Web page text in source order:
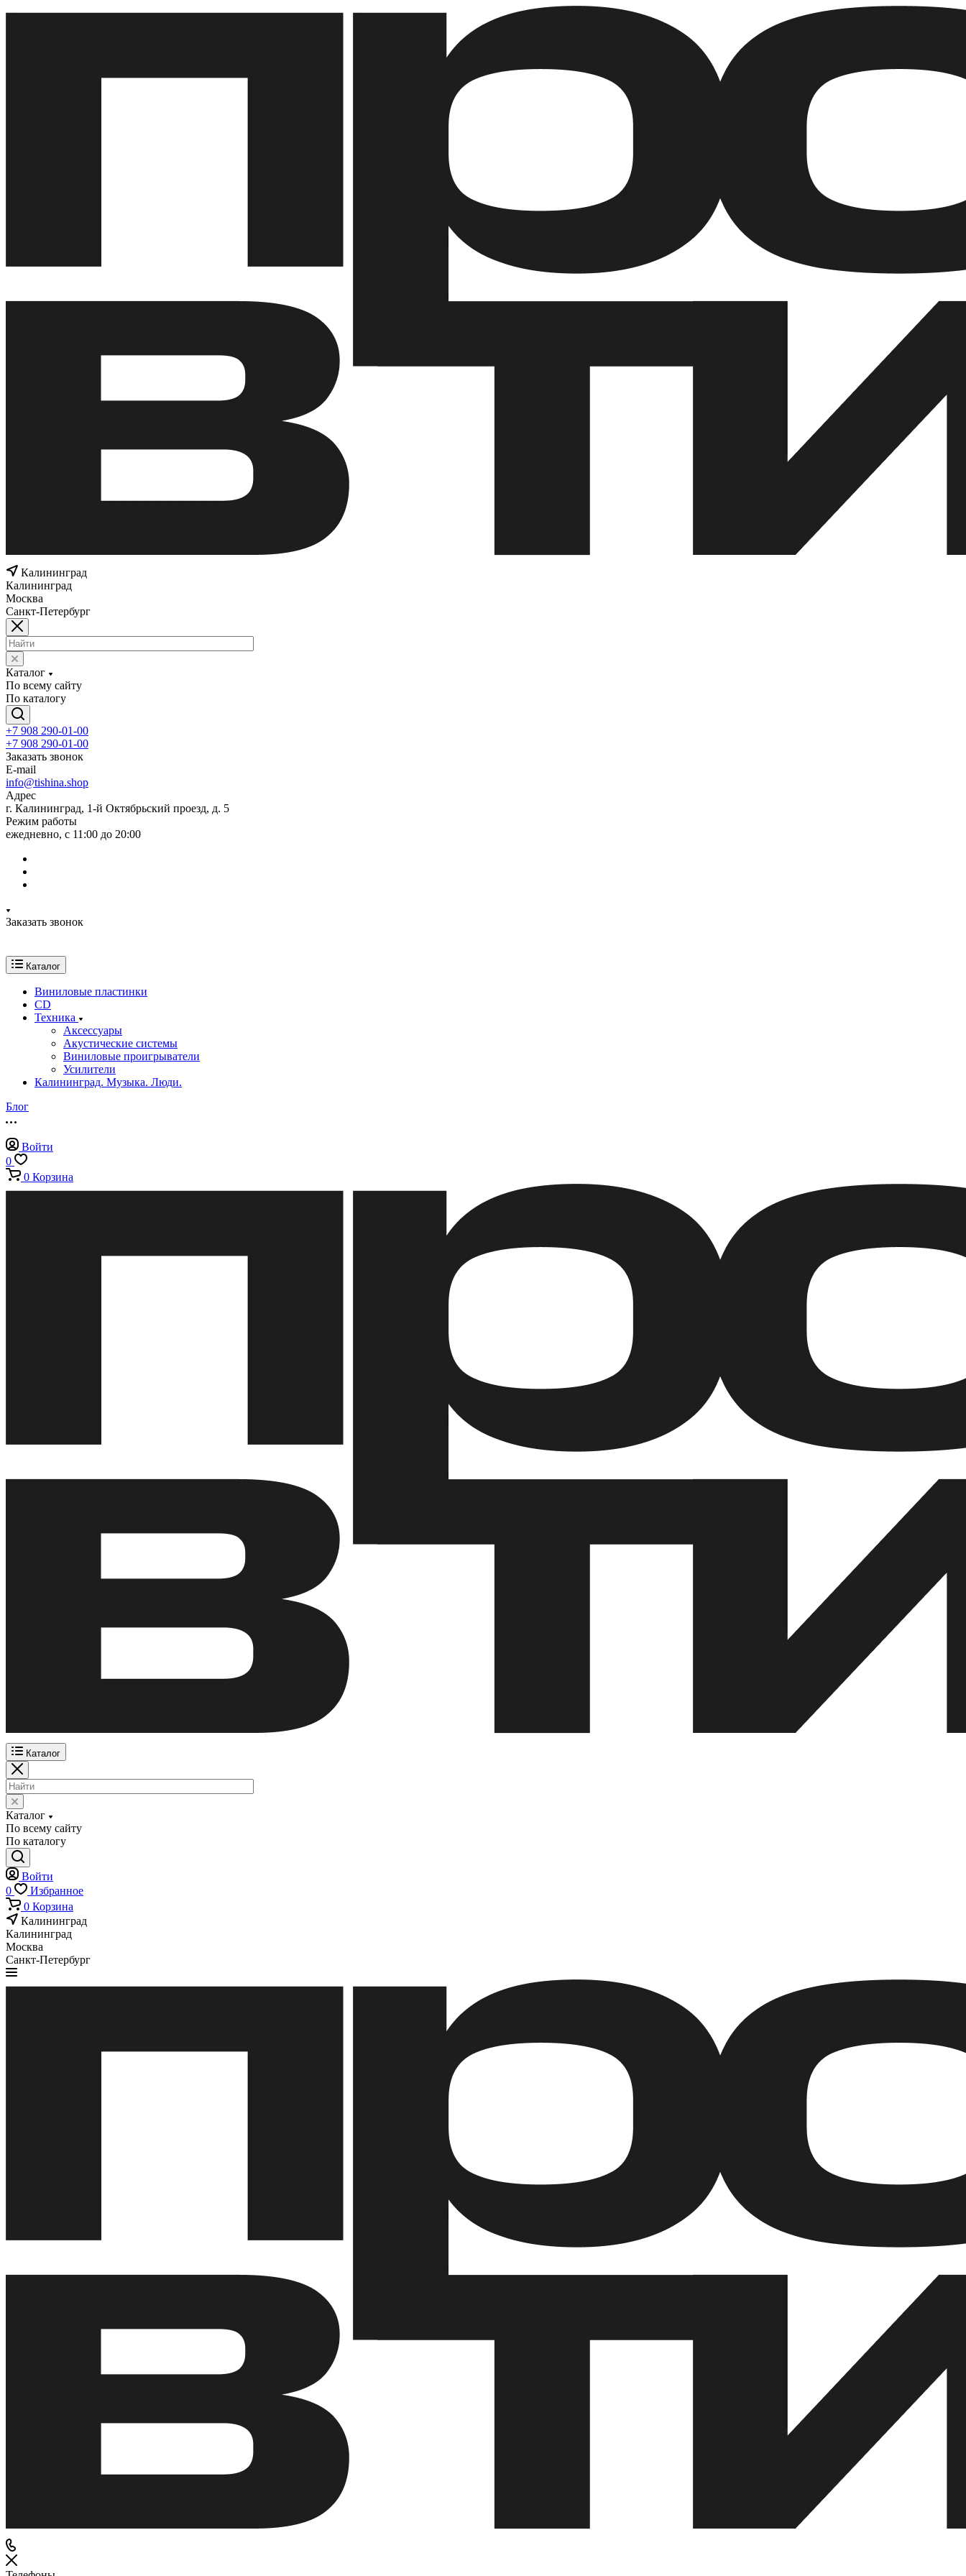
Калининград
Калининград
Москва
Санкт-Петербург
Каталог
По всему сайту
По каталогу
+7 908 290-01-00
+7 908 290-01-00
Заказать звонок
E-mail
info@tishina.shop
Адрес
г. Калининград, 1-й Октябрьский проезд, д. 5
Режим работы
ежедневно, с 11:00 до 20:00
Заказать звонок
Каталог
Виниловые пластинки
CD
Техника
Аксессуары
Акустические системы
Виниловые проигрыватели
Усилители
Калининград. Музыка. Люди.
Блог
Войти
0
0 Корзина
Каталог
Каталог
По всему сайту
По каталогу
Войти
0
Избранное
0 Корзина
Калининград
Калининград
Москва
Санкт-Петербург